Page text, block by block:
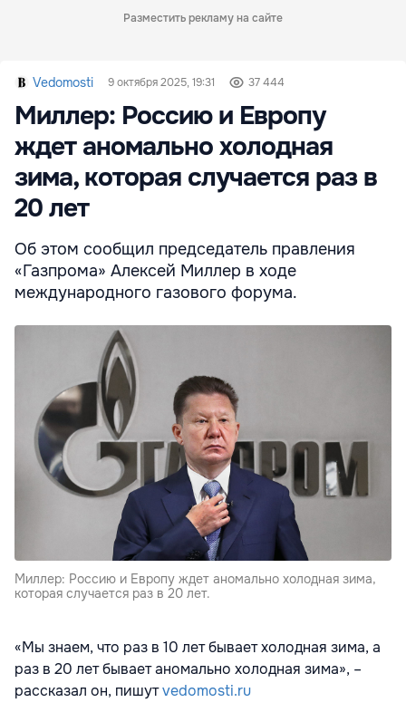
Разместить рекламу на сайте
Vedomosti 9 октября 2025, 19:31 37 444
Миллер: Россию и Европу
ждет аномально холодная
зима, которая случается раз в
20 лет
Об этом сообщил председатель правления
«Газпрома» Алексей Миллер в ходе
международного газового форума.
Миллер: Россию и Европу ждет аномально холодная зима,
которая случается раз в 20 лет.
«Мы знаем, что раз в 10 лет бывает холодная зима, а
раз в 20 лет бывает аномально холодная зима», –
рассказал он, пишутvedomosti.ru